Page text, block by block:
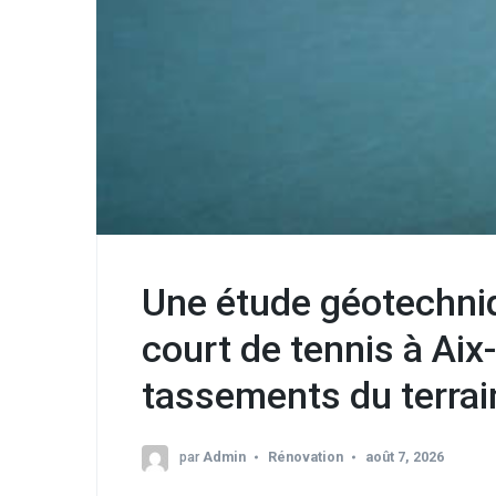
Une étude
court de tennis à
tassements du
par Admin Rénovation août 7, 2026